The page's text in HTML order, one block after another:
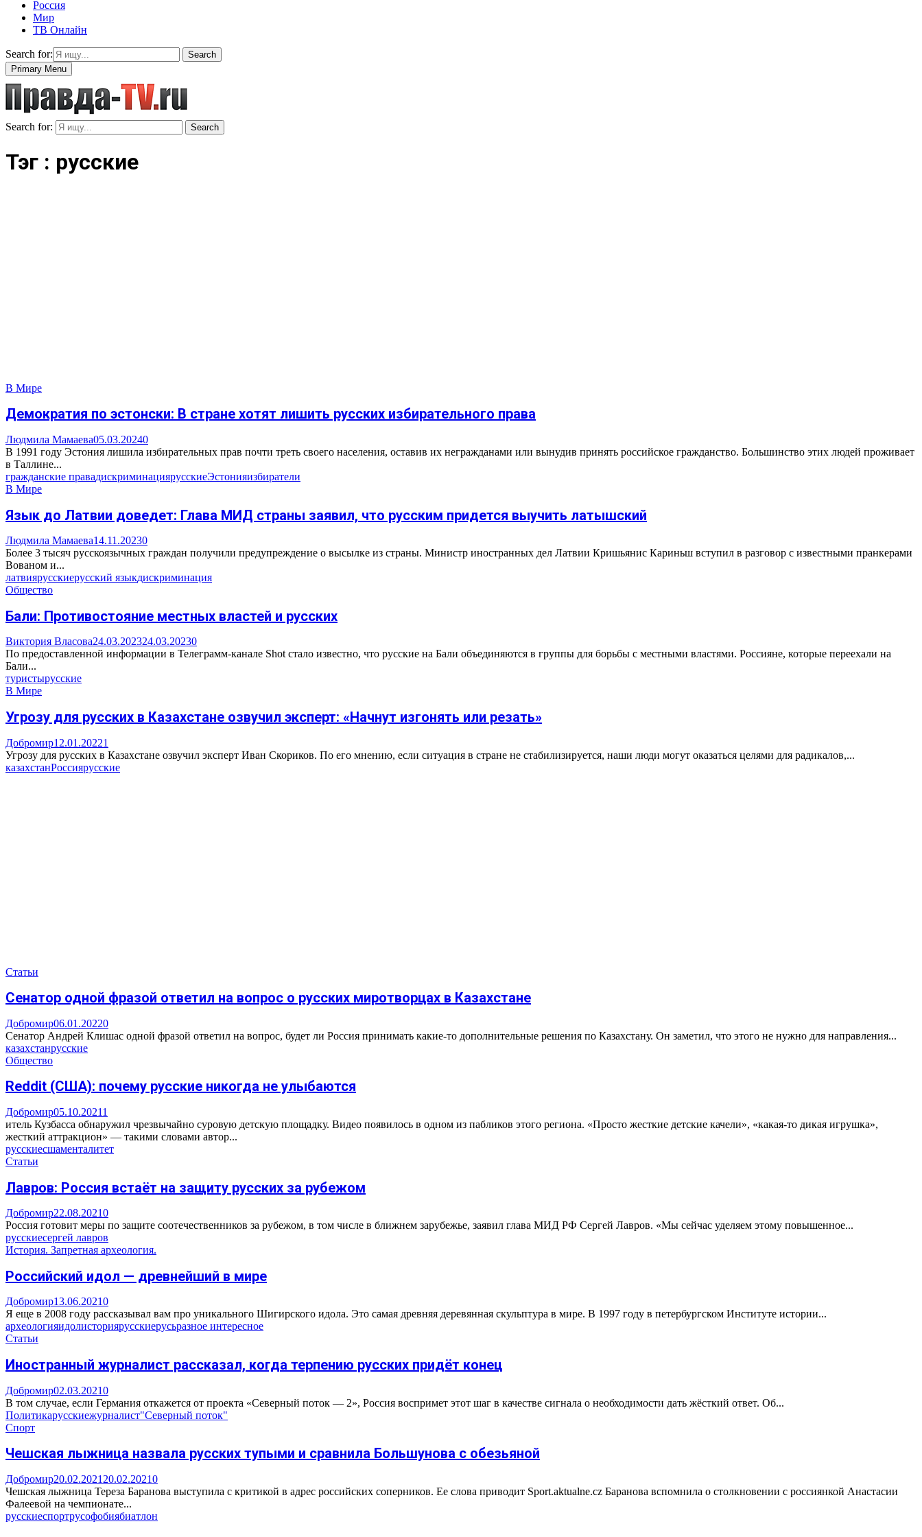
Россия
Мир
ТВ Онлайн
Search for:
Search
Primary Menu
Search for: Search
Тэг : русские
В Мире
Демократия по эстонски: В стране хотят лишить русских избирательного права
Людмила Мамаева05.03.20240
В 1991 году Эстония лишила избирательных прав почти треть своего населения, оставив их негражданами или вынудив принять российское гражданство. Большинство этих людей проживает
в Таллине...
гражданские правадискриминациярусскиеЭстонияизбиратели
В Мире
Язык до Латвии доведет: Глава МИД страны заявил, что русским придется выучить латышский
Людмила Мамаева14.11.20230
Более 3 тысяч русскоязычных граждан получили предупреждение о высылке из страны. Министр иностранных дел Латвии Кришьянис Кариньш вступил в разговор с известными пранкерами
Вованом и...
латвиярусскиерусский языкдискриминация
Общество
Бали: Противостояние местных властей и русских
Виктория Власова24.03.202324.03.20230
По предоставленной информации в Телеграмм-канале Shot стало известно, что русские на Бали объединяются в группы для борьбы с местными властями. Россияне, которые переехали на
Бали...
туристырусские
В Мире
Угрозу для русских в Казахстане озвучил эксперт: «Начнут изгонять или резать»
Добромир12.01.20221
Угрозу для русских в Казахстане озвучил эксперт Иван Скориков. По его мнению, если ситуация в стране не стабилизируется, наши люди могут оказаться целями для радикалов,...
казахстанРоссиярусские
Статьи
Сенатор одной фразой ответил на вопрос о русских миротворцах в Казахстане
Добромир06.01.20220
Сенатор Андрей Клишас одной фразой ответил на вопрос, будет ли Россия принимать какие-то дополнительные решения по Казахстану. Он заметил, что этого не нужно для направления...
казахстанрусские
Общество
Reddit (США): почему русские никогда не улыбаются
Добромир05.10.20211
итель Кузбасса обнаружил чрезвычайно суровую детскую площадку. Видео появилось в одном из пабликов этого региона. «Просто жесткие детские качели», «какая-то дикая игрушка»,
жесткий аттракцион» — такими словами автор...
русскиесшаменталитет
Статьи
Лавров: Россия встаёт на защиту русских за рубежом
Добромир22.08.20210
Россия готовит меры по защите соотечественников за рубежом, в том числе в ближнем зарубежье, заявил глава МИД РФ Сергей Лавров. «Мы сейчас уделяем этому повышенное...
русскиесергей лавров
История. Запретная археология.
Российский идол — древнейший в мире
Добромир13.06.20210
Я еще в 2008 году рассказывал вам про уникального Шигирского идола. Это самая древняя деревянная скульптура в мире. В 1997 году в петербургском Институте истории...
археологияидолисториярусскиерусьразное интересное
Статьи
Иностранный журналист рассказал, когда терпению русских придёт конец
Добромир02.03.20210
В том случае, если Германия откажется от проекта «Северный поток — 2», Россия воспримет этот шаг в качестве сигнала о необходимости дать жёсткий ответ. Об...
Политикарусскиежурналист"Северный поток"
Спорт
Чешская лыжница назвала русских тупыми и сравнила Большунова с обезьяной
Добромир20.02.2021 20.02.20210
Чешская лыжница Тереза Баранова выступила с критикой в адрес российских соперников. Ее слова приводит Sport.aktualne.cz Баранова вспомнила о столкновении с россиянкой Анастасии
Фалеевой на чемпионате...
русскиеспортрусофобиябиатлон